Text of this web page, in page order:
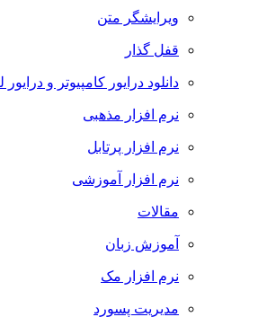
ویرایشگر متن
قفل گذار
دانلود درایور کامپیوتر و درایور لپ تاپ
نرم افزار مذهبی
نرم افزار پرتابل
نرم افزار آموزشی
مقالات
آموزش زبان
نرم افزار مک
مدیریت پسورد